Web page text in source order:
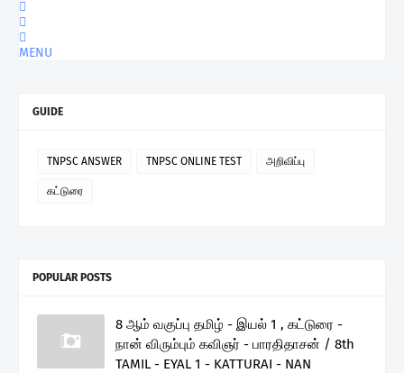
MENU
GUIDE
TNPSC ANSWER TNPSC ONLINE TEST அறிவிப்பு
கட்டுரை
POPULAR POSTS
8 ஆம் வகுப்பு தமிழ் - இயல் 1 , கட்டுரை -
நான் விரும்பும் கவிஞர் - பாரதிதாசன் / 8th
TAMIL - EYAL 1 - KATTURAI - NAN